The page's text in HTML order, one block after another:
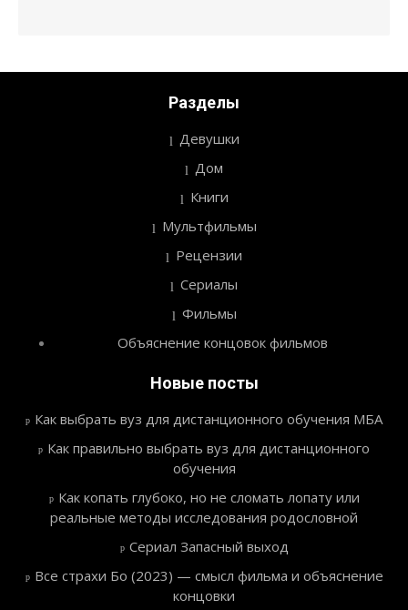
Разделы
Девушки
Дом
Книги
Мультфильмы
Рецензии
Сериалы
Фильмы
Объяснение концовок фильмов
Новые посты
Как выбрать вуз для дистанционного обучения МБА
Как правильно выбрать вуз для дистанционного
обучения
Как копать глубоко, но не сломать лопату или
реальные методы исследования родословной
Сериал Запасный выход
Все страхи Бо (2023) — смысл фильма и объяснение
концовки